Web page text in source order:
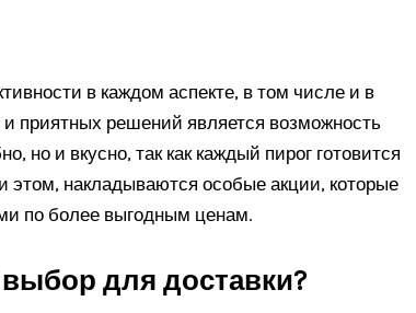
в каждом аспекте, в том числе и в
приятных решений является возможность
но и вкусно, так как каждый пирог готовится
этом, накладываются особые акции, которые
по более выгодным ценам.
для доставки?